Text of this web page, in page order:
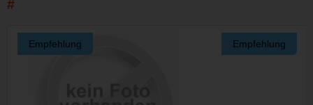
Empfehlung Empfehlung